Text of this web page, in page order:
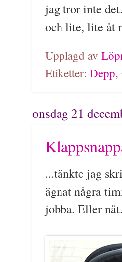
jag tror inte
och lite, lite åt
Upplagd av
Etiketter: Depp,
onsdag 21
...tänkte jag
ägnat några
jobba. Eller nåt.